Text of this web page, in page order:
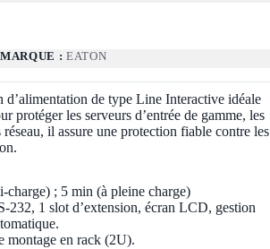
MARQUE : EATON
de type Line Interactive idéale
protéger les serveurs d’entrée de gamme, les
il assure une protection fiable contre les
charge) ; 5 min (à pleine charge)
232, 1 slot d’extension, écran LCD, gestion
montage en rack (2U).